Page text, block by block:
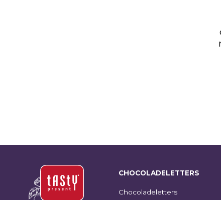
CHOCOLADELETTERS
Chocoladeletters